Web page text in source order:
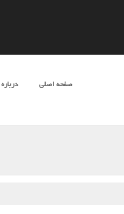
صفحه اصلی درباره